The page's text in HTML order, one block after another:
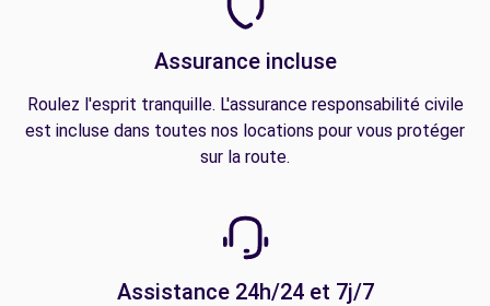
Assurance incluse
Roulez l'esprit tranquille. L'assurance responsabilité civile
est incluse dans toutes nos locations pour vous protéger
sur la route.
Assistance 24h/24 et 7j/7